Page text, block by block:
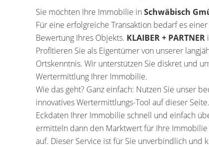
Sie möchten Ihre Immobilie in Schwäbisch
Für eine erfolgreiche Transaktion bedarf es
Bewertung Ihres Objekts. KLAIBER + PARTNER
Profitieren Sie als Eigentümer von unserer
Ortskenntnis. Wir unterstützen Sie diskret und
Wertermittlung Ihrer Immobilie.
Wie das geht? Ganz einfach: Nutzen Sie unser
innovatives Wertermittlungs-Tool auf dieser
Eckdaten Ihrer Immobilie schnell und einfach
ermitteln dann den Marktwert für Ihre
auf. Dieser Service ist für Sie unverbindlich und